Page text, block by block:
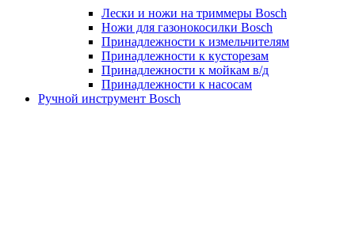
Лески и ножи на триммеры Bosch
Ножи для газонокосилки Bosch
Принадлежности к измельчителям
Принадлежности к кусторезам
Принадлежности к мойкам в/д
Принадлежности к насосам
Ручной инструмент Bosch